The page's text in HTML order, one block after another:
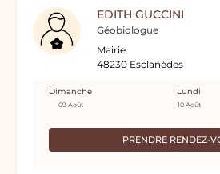
EDITH GUCCINI
Géobiologue
Mairie
48230 Esclanèdes
PRENDRE RENDEZ-
Dimanche
09 Août
Lundi
10 Août